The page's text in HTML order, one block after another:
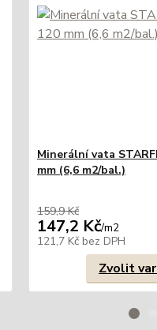
Minerální vata
mm (6,6 m2/bal.)
159,9 Kč
147,2 Kč/m2
121,7 Kč bez DPH
Zvolit